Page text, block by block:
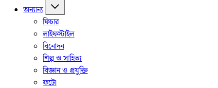
অন্যান্য
ফিচার
লাইফস্টাইল
বিনোদন
শিল্প ও সাহিত্য
বিজ্ঞান ও প্রযুক্তি
ফটো